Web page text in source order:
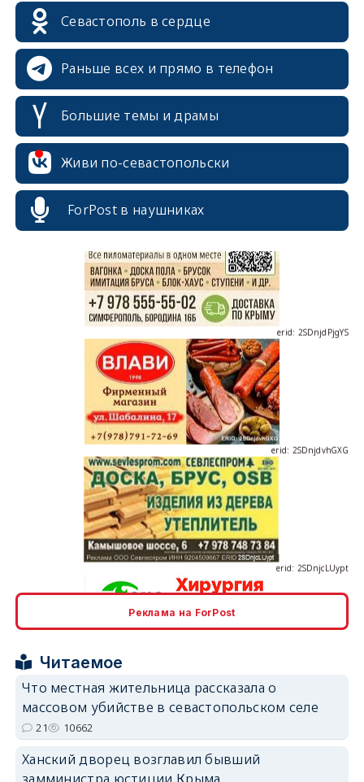
Севастополь в сердце
Раньше всех и прямо в телефон
Большие темы и драмы
Живи по-севастопольски
ForPost в наушниках
erid: 2SDnjdPjgYS
erid: 2SDnjdvhGXG
erid: 2SDnjcrDNw6
Реклама на ForPost
Читаемое
Что местная жительница рассказала о
массовом убийстве в севастопольском селе
21 10662
Ханский дворец возглавил бывший